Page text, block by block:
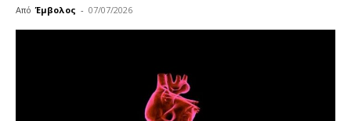
Από Έμβολος - 07/07/2026